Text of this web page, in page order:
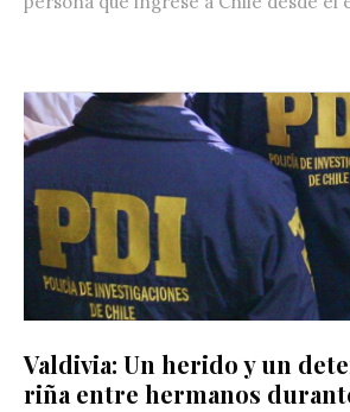
Valdivia: Un herido y un
riña entre hermanos